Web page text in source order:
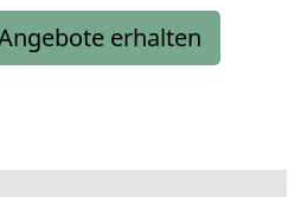
erhalten